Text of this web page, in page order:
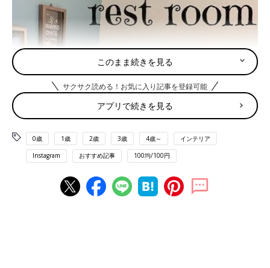
このまま続きを見る
サクサク読める！お気に入り記事を登録可能
アプリで続きを見る
0歳 1歳 2歳 3歳 4歳～ インテリア
Instagram おすすめ記事 100均/100円